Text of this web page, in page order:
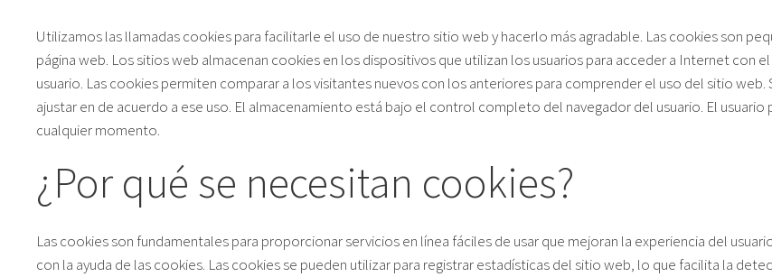
COLORES DE LA PUERTA DE
ENTRADA
PUERTAS INTELIGENTES
CONFIGURADOR
Utilizamos las llamadas cookies para facilitarle el uso de nuestro sitio web y hacerlo más agradable. Las cookies son
página web. Los sitios web almacenan cookies en los dispositivos que utilizan los usuarios para acceder a Internet con
usuario. Las cookies permiten comparar a los visitantes nuevos con los anteriores para comprender el uso del sitio web.
ajustar en de acuerdo a ese uso. El almacenamiento está bajo el control completo del navegador del usuario. El
cualquier momento.
¿Por qué se necesitan cookies?
Las cookies son fundamentales para proporcionar servicios en línea fáciles de usar que mejoran la experiencia del
con la ayuda de las cookies. Las cookies se pueden utilizar para registrar estadísticas del sitio web, lo que facilita la